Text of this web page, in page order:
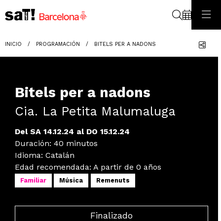
INICIO PROGRAMACIÓN BITELS PER A NADONS
Bitels per a nadons
Cia. La Petita Malumaluga
Del SA 14.12.24 al DO 15.12.24
Duración: 40 minutos
Idioma: Catalán
Edad recomendada: A partir de 0 años
Familiar Música Remenuts
Finalizado